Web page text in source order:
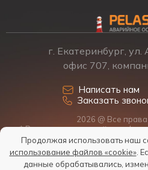
г. Екатеринбург,
офис 707,
Написать нам
Заказать
2026 @ Все
* Размещенная на сайте
является офертой, наличие,
обсуждаются
Политика обработки
Продолжая использовать наш
использование файлов «cookie».
данные обрабатывались,